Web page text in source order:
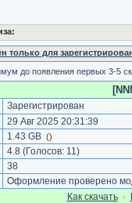
только для
до появления первых 3-5
Зарегистрирован
29 Авг 2025 20:31:39
1.43 GB ()
4.8 (Голосов: 11)
38
Оформление проверено
Как cкачать·